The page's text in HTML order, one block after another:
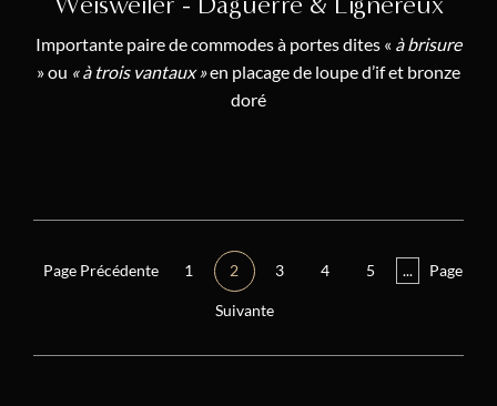
Importante paire de commodes à portes dites « à brisure
» ou « à trois vantaux »en placage de loupe d’if et bronze
doré
Page Précédente 1 2 3 4 5 ... Page
Suivante